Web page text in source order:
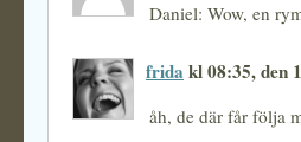
Daniel: Wow, en
frida kl 08:35, den
åh, de där får följa